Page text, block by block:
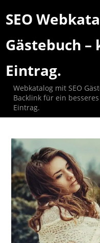
SEO
Gästebuch
Eintrag.
Webkatalog mit SEO
Backlink für ein
Eintrag.